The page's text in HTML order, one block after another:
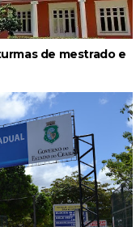
de mestrado e